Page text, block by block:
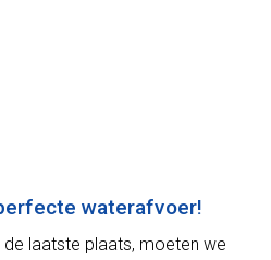
waterafvoer!
laatste plaats, moeten we